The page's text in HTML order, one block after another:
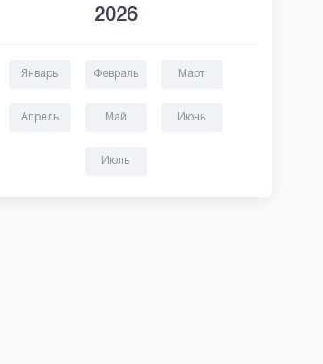
2026
Январь Февраль Март
Апрель Май Июнь
Июль